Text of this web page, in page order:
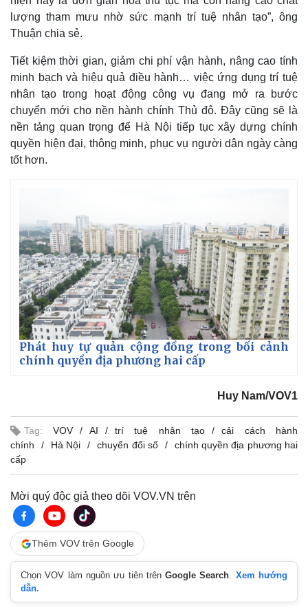
Pháp luật
Vụ án
Vũ khí
lượng tham mưu nhờ sức mạnh trí tuệ nhân tạo”, ông
Thuận chia sẻ.
Tiết kiệm thời gian, giảm chi phí vận hành, nâng cao tính
minh bạch và hiệu quả điều hành… việc ứng dụng trí tuệ
nhân tạo trong hoạt động công vụ đang mở ra bước
chuyển mới cho nền hành chính Thủ đô. Đây cũng sẽ là
nền tảng quan trọng để Hà Nội tiếp tục xây dựng chính
quyền hiện đại, thông minh, phục vụ người dân ngày càng
tốt hơn.
Phát huy tự quản cộng đồng trong bối cảnh
chính quyền địa phương hai cấp
Huy Nam/VOV1
Tag: VOV AI trí tuệ nhân tạo
cải cách hành
chính
Hà Nội chuyển đổi số
chính quyền địa phương hai
cấp
Mời quý độc giả theo dõi VOV.VN trên
Thêm VOV trên Google
Chọn VOV làm nguồn ưu tiên trênGoogle Search. Xem hướng
dẫn.